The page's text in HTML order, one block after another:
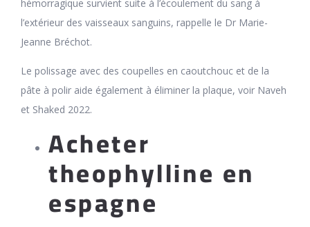
hémorragique survient suite à l’écoulement du sang à
l’extérieur des vaisseaux sanguins, rappelle le Dr Marie-
Jeanne Bréchot.
Le polissage avec des coupelles en caoutchouc et de la
pâte à polir aide également à éliminer la plaque, voir Naveh
et Shaked 2022.
Acheter
theophylline en
espagne